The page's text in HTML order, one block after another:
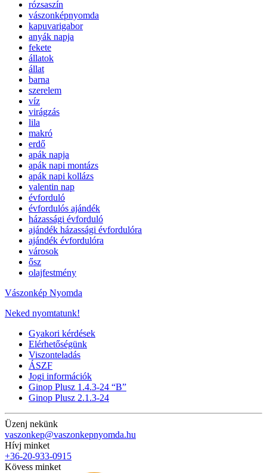
rózsaszín
vászonképnyomda
kapuvarigabor
anyák napja
fekete
állatok
állat
barna
szerelem
víz
virágzás
lila
makró
erdő
apák napja
apák napi montázs
apák napi kollázs
valentin nap
évforduló
évfordulós ajándék
házassági évforduló
ajándék házassági évfordulóra
ajándék évfordulóra
városok
ősz
olajfestmény
Vászonkép Nyomda
Neked nyomtatunk!
Gyakori kérdések
Elérhetőségünk
Viszonteladás
ÁSZF
Jogi információk
Ginop Plusz 1.4.3-24 “B”
Ginop Plusz 2.1.3-24
Üzenj nekünk
vaszonkep@vaszonkepnyomda.hu
Hívj minket
+36-20-933-0915
Kövess minket